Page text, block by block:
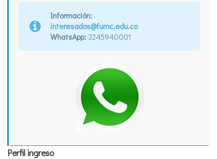
Información:
interesados@fumc.edu.co
WhatsApp: 3245940001
Perfil ingreso